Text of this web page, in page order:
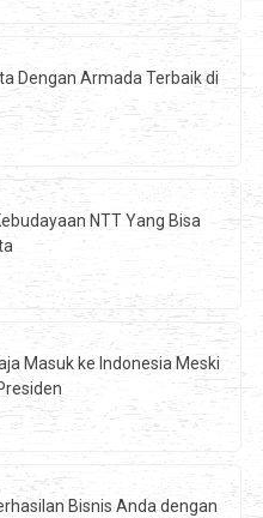
Dengan Armada Terbaik di
NTT Yang Bisa
Masuk ke Indonesia Meski
Bisnis Anda dengan